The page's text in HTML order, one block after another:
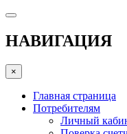
НАВИГАЦИЯ
×
Главная страница
Потребителям
Личный